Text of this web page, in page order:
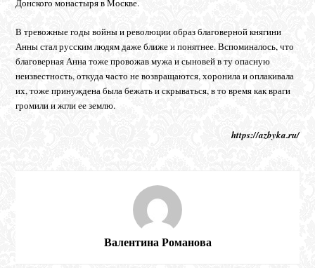
В тревожные годы войны и революции образ благоверной княгини
Анны стал русским людям даже ближе и понятнее. Вспоминалось, что
благоверная Анна тоже провожав мужа и сыновей в ту опасную
неизвестность, откуда часто не возвращаются, хоронила и оплакивала
их, тоже принуждена была бежать и скрываться, в то время как враги
громили и жгли ее землю.
https://azbyka.ru/
Валентина Романова